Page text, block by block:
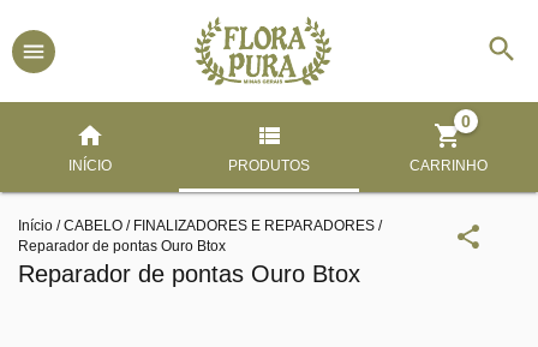
INÍCIO PRODUTOS CARRINHO
0
Início / CABELO / FINALIZADORES E REPARADORES /
Reparador de pontas Ouro Btox
Reparador de pontas Ouro Btox